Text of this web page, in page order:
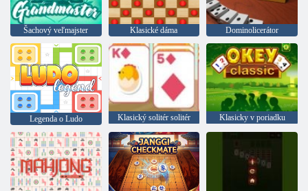
Šachový veľmajster Klasické dáma Dominolicerátor
Legenda o Ludo Klasický solitér solitér Klasicky v poriadku